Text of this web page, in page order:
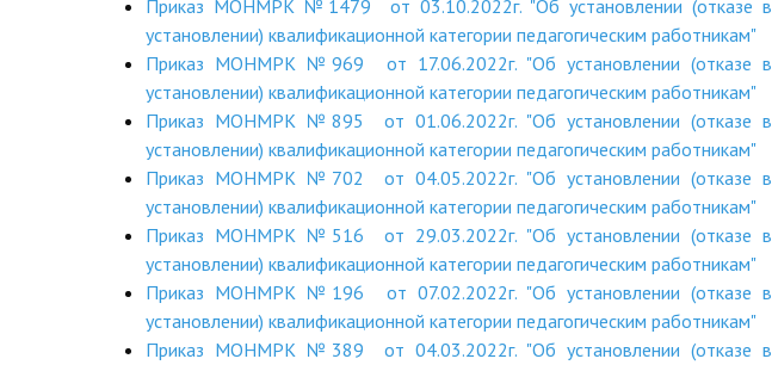
Приказ МОНМРК №1479 от 03.10.2022г. "Об установлении (отказе в
установлении) квалификационной категории педагогическим работникам"
Приказ МОНМРК №969 от 17.06.2022г. "Об установлении (отказе в
установлении) квалификационной категории педагогическим работникам"
Приказ МОНМРК №895 от 01.06.2022г. "Об установлении (отказе в
установлении) квалификационной категории педагогическим работникам"
Приказ МОНМРК №702 от 04.05.2022г. "Об установлении (отказе в
установлении) квалификационной категории педагогическим работникам"
Приказ МОНМРК №516 от 29.03.2022г. "Об установлении (отказе в
установлении) квалификационной категории педагогическим работникам"
Приказ МОНМРК №196 от 07.02.2022г. "Об установлении (отказе в
установлении) квалификационной категории педагогическим работникам"
Приказ МОНМРК №389 от 04.03.2022г. "Об установлении (отказе в